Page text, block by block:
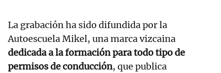
La grabación ha sido difundida por la
Autoescuela Mikel, una marca vizcaina
dedicada a la formación para todo tipo de
permisos de conducción, que publica